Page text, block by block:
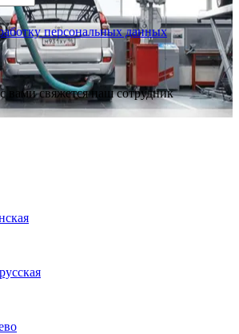
персональных данных
вами свяжется наш сотрудник